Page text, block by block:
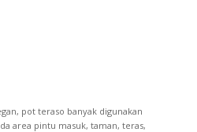
pot teraso banyak digunakan
area pintu masuk, taman, teras,